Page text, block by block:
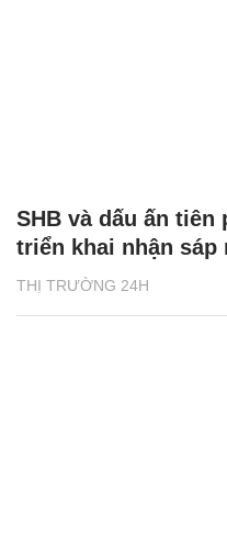
THỊ TRƯỜNG 24H
SHB và dấu ấn
triển khai nhận sáp